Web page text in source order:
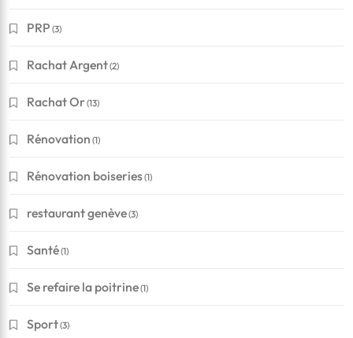
PRP (3)
Rachat Argent(2)
Rachat Or(13)
Rénovation (1)
Rénovation boiseries(1)
restaurant genève(3)
Santé(1)
Se refaire la poitrine(1)
Sport(3)